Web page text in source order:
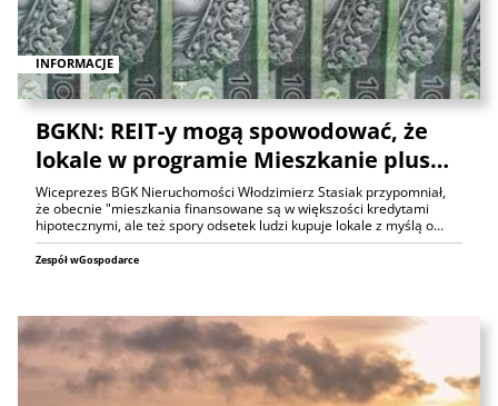
INFORMACJE
BGKN: REIT-y mogą spowodować, że
lokale w programie Mieszkanie plus…
Wiceprezes BGK Nieruchomości Włodzimierz Stasiak przypomniał,
że obecnie "mieszkania finansowane są w większości kredytami
hipotecznymi, ale też spory odsetek ludzi kupuje lokale z myślą o…
Zespół wGospodarce